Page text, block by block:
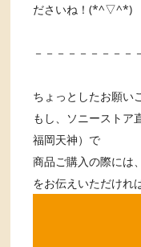
ださいね！(*^▽^*)
－－－－－－－－－
ちょっとしたお願い
もし、ソニーストア
福岡天神）で
商品ご購入の際には
をお伝えいただけれ